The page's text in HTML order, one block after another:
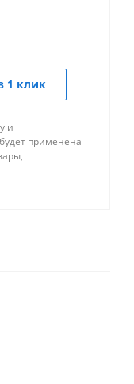
1 клик
и
применена